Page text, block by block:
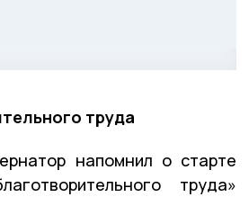
труда
напомнил о старте
труда»